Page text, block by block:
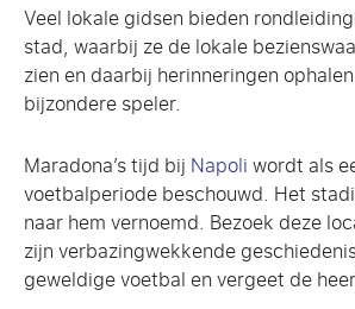
Veel lokale gidsen bieden
stad, waarbij ze de lokale
zien en daarbij herinneringen
bijzondere speler.
Maradona’s tijd bij Napoliwordt als
voetbalperiode beschouwd. Het
naar hem vernoemd. Bezoek deze
zijn verbazingwekkende
geweldige voetbal en vergeet de